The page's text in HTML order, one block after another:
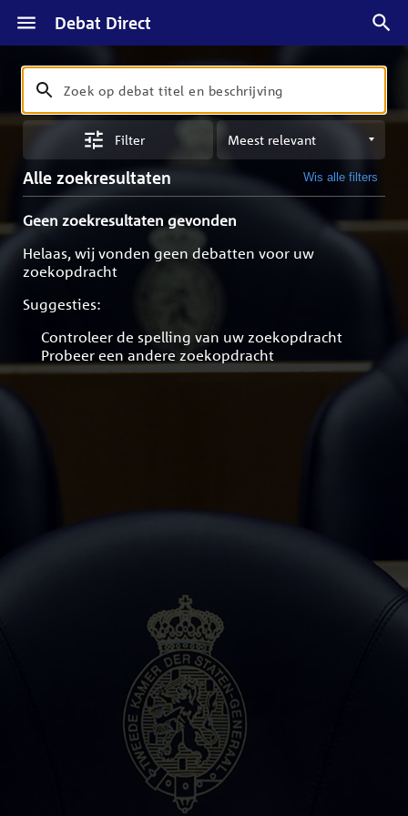
Debat Direct
Zoeken
Zoek
op
en
beschrijving
Filter
Sorteren
op
meest
Alle zoekresultaten Wis alle filters
Geen zoekresultaten gevonden
Helaas, wij vonden geen debatten voor uw
zoekopdracht
Suggesties:
Controleer de spelling van uw zoekopdracht
Probeer een andere zoekopdracht